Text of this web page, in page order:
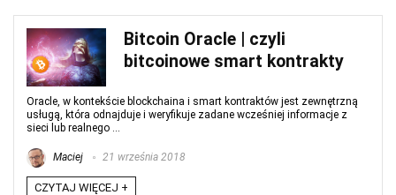
Bitcoin Oracle | czyli
bitcoinowe smart kontrakty
Oracle, w kontekście blockchaina i smart kontraktów jest zewnętrzną
usługą, która odnajduje i weryfikuje zadane wcześniej informacje z
sieci lub realnego ...
Maciej 21 września 2018
CZYTAJ WIĘCEJ +